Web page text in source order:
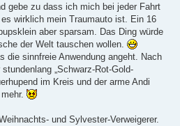
gebe zu dass ich mich bei jeder Fahrt
wirklich mein Traumauto ist. Ein 16
aber sparsam. Das Ding würde
der Welt tauschen wollen.
die sinnfreie Anwendung angeht. Nach
„Schwarz-Rot-Gold-
im Kreis und der arme Andi
und Sylvester-Verweigerer.